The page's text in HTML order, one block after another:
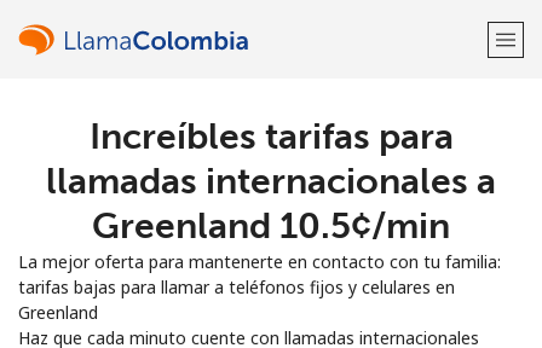
¡Bienvenido!
Regístrate con
Increíbles tarifas para
llamadas internacionales a
Greenland ⁦10.5¢⁩/min
La mejor oferta para mantenerte en contacto con tu familia:
tarifas bajas para llamar a teléfonos fijos y celulares en
Greenland
Haz que cada minuto cuente con llamadas internacionales